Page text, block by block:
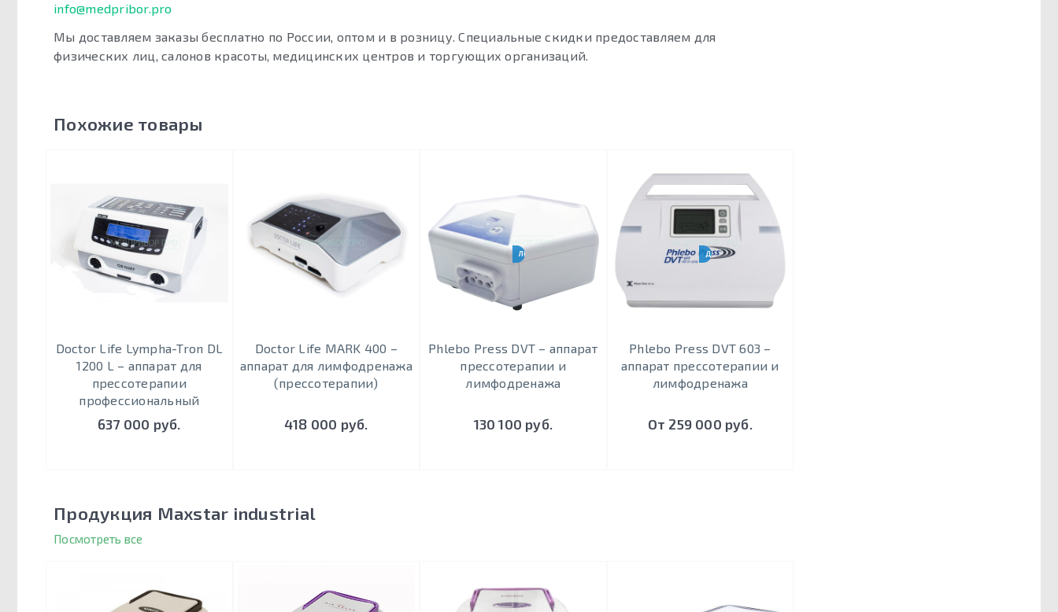
info@medpribor.pro
Мы доставляем заказы бесплатно по России, оптом и в розницу. Специальные скидки предоставляем для
физических лиц, салонов красоты, медицинских центров и торгующих организаций.
Похожие товары
Doctor Life Lympha-Tron DL
1200 L – аппарат для
прессотерапии
профессиональный
637 000 руб.
Doctor Life MARK 400 –
аппарат для лимфодренажа
(прессотерапии)
418 000 руб.
ЛЕЧЕНИЕ ОТЁКОВ
Phlebo Press DVT – аппарат
прессотерапии и
лимфодренажа
130 100 руб.
ДЛЯ ОТДЕЛЕНИЯ РЕАНИМАЦИИ
Phlebo Press DVT 603 –
аппарат прессотерапии и
лимфодренажа
От 259 000 руб.
Продукция Maxstar industrial
Посмотреть все